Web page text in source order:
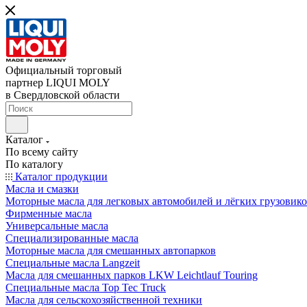
Официальный торговый
партнер LIQUI MOLY
в Свердловской области
Каталог
По всему сайту
По каталогу
Каталог продукции
Масла и смазки
Моторные масла для легковых автомобилей и лёгких
Фирменные масла
Универсальные масла
Специализированные масла
Моторные масла для смешанных автопарков
Специальные масла Langzeit
Масла для смешанных парков LKW Leichtlauf Touring
Специальные масла Top Tec Truck
Масла для сельскохозяйственной техники